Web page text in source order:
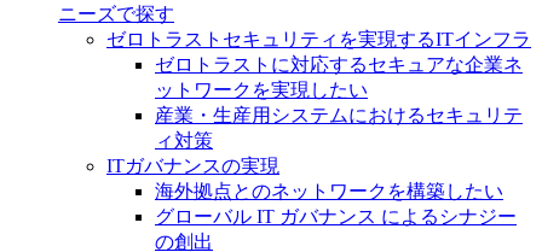
ニーズで探す
ゼロトラストセキュリティを実現するITインフラ
ゼロトラストに対応するセキュアな企業ネ
ットワークを実現したい
産業・生産用システムにおけるセキュリテ
ィ対策
ITガバナンスの実現
海外拠点とのネットワークを構築したい
グローバル IT ガバナンス によるシナジー
の創出